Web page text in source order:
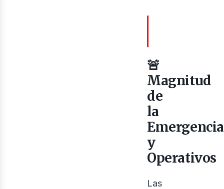
🚨
Magnitud
de
la
Emergencia
y
Operativos
Las